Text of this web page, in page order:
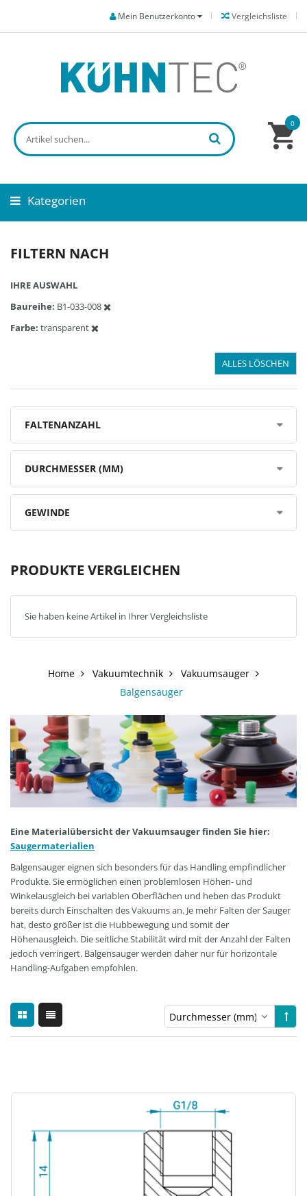
Vergleichsliste
Mein Benutzerkonto
0
Kategorien
FILTERN NACH
IHRE AUSWAHL
Baureihe B1-033-008
Farbe transparent
ALLES LÖSCHEN
FALTENANZAHL
DURCHMESSER (MM)
GEWINDE
PRODUKTE VERGLEICHEN
Sie haben keine Artikel in Ihrer Vergleichsliste
Home Vakuumtechnik
Vakuumsauger
Balgensauger
Eine Materialübersicht der Vakuumsauger finden Sie hier:
Saugermaterialien
Balgensauger eignen sich besonders für das Handling empfindlicher
Produkte. Sie ermöglichen einen problemlosen Höhen- und
Winkelausgleich bei variablen Oberflächen und heben das Produkt
bereits durch Einschalten des Vakuums an. Je mehr Falten der Sauger
hat, desto größer ist die Hubbewegung und somit der
Höhenausgleich. Die seitliche Stabilität wird mit der Anzahl der Falten
jedoch verringert. Balgensauger werden daher nur für horizontale
Handling-Aufgaben empfohlen.